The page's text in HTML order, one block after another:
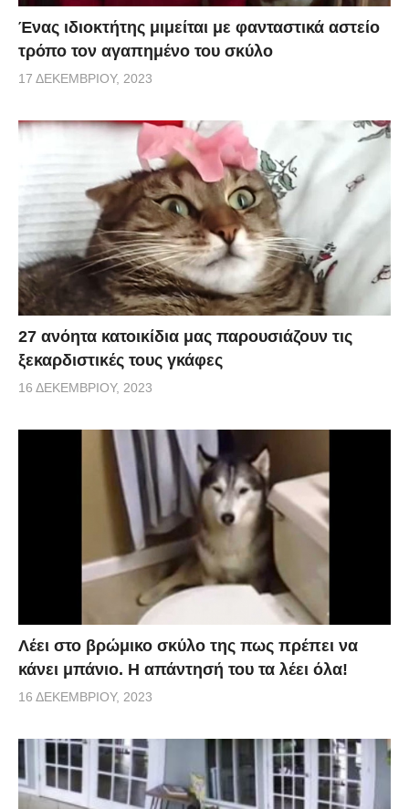
Ένας ιδιοκτήτης μιμείται με φανταστικά αστείο
τρόπο τον αγαπημένο του σκύλο
17 ΔΕΚΕΜΒΡΊΟΥ, 2023
27 ανόητα κατοικίδια μας παρουσιάζουν τις
ξεκαρδιστικές τους γκάφες
16 ΔΕΚΕΜΒΡΊΟΥ, 2023
Λέει στο βρώμικο σκύλο της πως πρέπει να
κάνει μπάνιο. Η απάντησή του τα λέει όλα!
16 ΔΕΚΕΜΒΡΊΟΥ, 2023